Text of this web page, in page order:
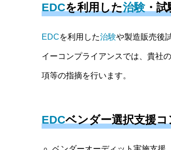
EDCを利用した治験・試
EDCを利用した治験や製造販売後
イーコンプライアンスでは、貴社の
項等の指摘を行います。
EDCベンダー選択支援